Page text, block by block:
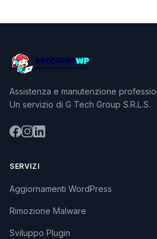
Assistenza e manutenzione
Un servizio di G Tech Group S.R.L.S.
SERVIZI
Aggiornamenti WordPress
Rimozione Malware
Sviluppo Plugin